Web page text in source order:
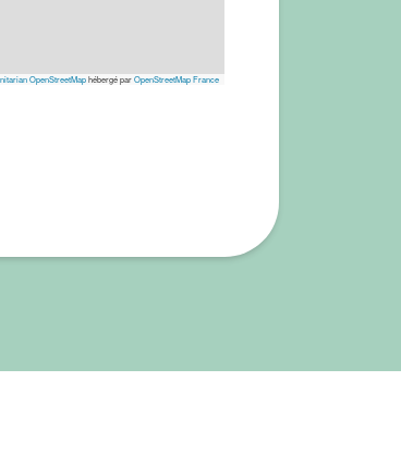
OpenStreetMaphébergé parOpenStreetMap France